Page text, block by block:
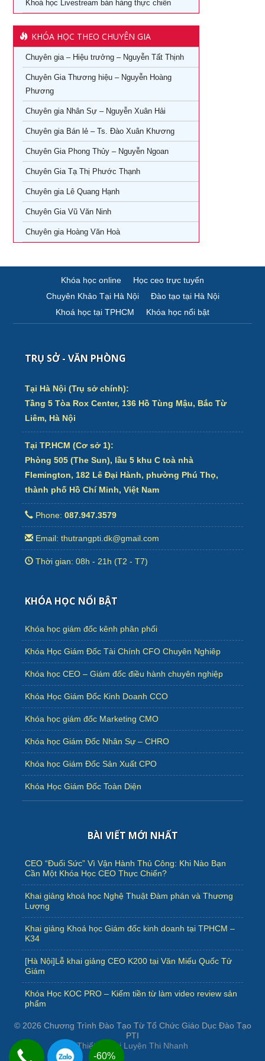
Ứng dụng AI trong bán hàng – Cách mạng hoá ngành bán
Khoá học Livestream bán hàng chuyên nghiệp từ A – Z
Khóa Học KOC PRO – Kiếm tiền từ làm video review sản
phẩm
Khóa học phong thủy cho doanh nhân tại TPHCM
Khóa Học Giám Đốc Toàn Diện tại TPHCM
Khóa Học CEO – Giám Đốc Điều Hành tại TPHCM
Khóa Học Giám Đốc Tài Chính tại TPHCM
Khóa học Giám Đốc Nhân Sự tại TPHCM
Khoá Học Giám Đốc Kinh Doanh tại TPHCM
Khóa học giám đốc Marketing tại TPHCM
Khóa học giám đốc sản xuất tại tpHCM
Khoá học Livestream bán hàng thực chiến
KHÓA HỌC THEO CHUYÊN GIA
Chuyên gia – Hiệu trưởng – Nguyễn Tất Thịnh
Chuyên Gia Thương hiệu – Nguyễn Hoàng
Phương
Chuyên gia Nhân Sự – Nguyễn Xuân Hải
Chuyên gia Bán lẻ – Ts. Đào Xuân Khương
Chuyên Gia Phong Thủy – Nguyễn Ngoan
Chuyên Gia Tạ Thị Phước Thạnh
Chuyên gia Lê Quang Hạnh
Chuyên Gia Vũ Văn Ninh
Chuyên gia Hoàng Văn Hoà
Khóa học online
Học ceo trực tuyến
Chuyên Khảo Tại Hà Nội
Đào tạo tại Hà Nội
Khoá học tại TPHCM
Khóa học nổi bật
TRỤ SỞ - VĂN PHÒNG
Tại Hà Nội (Trụ sở chính):
Tầng 5 Tòa Rox Center, 136 Hồ Tùng Mậu, Bắc Từ
Liêm, Hà Nội
Tại TP.HCM (Cơ sở 1):
Phòng 505 (The Sun), lầu 5 khu C toà nhà
Flemington, 182 Lê Đại Hành, phường Phú Thọ,
thành phố Hồ Chí Minh, Việt Nam
Phone:087.947.3579
Email: thutrangpti.dk@gmail.com
Thời gian: 08h - 21h (T2 - T7)
KHÓA HỌC NỔI BẬT
Khóa học giám đốc kênh phân phối
Khóa Học Giám Đốc Tài Chính CFO Chuyên Nghiêp
Khóa học CEO – Giám đốc điều hành chuyên nghiệp
Khóa Học Giám Đốc Kinh Doanh CCO
Khóa học giám đốc Marketing CMO
Khóa học Giám Đốc Nhân Sự – CHRO
Khóa học Giám Đốc Sản Xuất CPO
Khóa Học Giám Đốc Toàn Diện
BÀI VIẾT MỚI NHẤT
CEO “Đuối Sức” Vì Vận Hành Thủ Công: Khi Nào Bạn
Cần Một Khóa Học CEO Thực Chiến?
Khai giảng khoá học Nghệ Thuật Đàm phán và Thương
Lượng
Khai giảng Khoá học Giám đốc kinh doanh tại TPHCM –
K34
[Hà Nội]Lễ khai giảng CEO K200 tại Văn Miếu Quốc Tử
Giám
Khóa Học KOC PRO – Kiếm tiền từ làm video review sản
phẩm
© 2026 Chương Trình Đào Tạo Từ Tổ Chức Giáo Dục Đào Tạo
PTI
Thiết kế bởi Luyện Thi Nhanh